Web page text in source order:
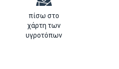
πίσω στο
χάρτη των
υγροτόπων